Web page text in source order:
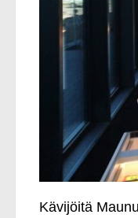
Kävijöitä